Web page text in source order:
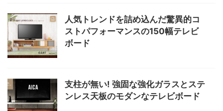
人気トレンドを詰め込んだ驚異的コ
ストパフォーマンスの150幅テレビ
ボード
支柱が無い! 強固な強化ガラスとステ
ンレス天板のモダンなテレビボード